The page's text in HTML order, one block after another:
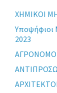
XHMIKOI
Yποψήφιοι
2023